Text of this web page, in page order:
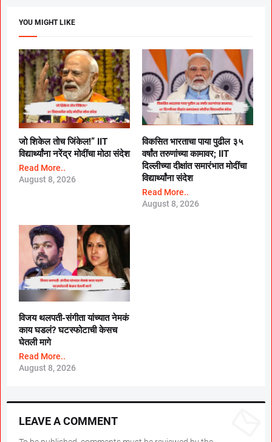
YOU MIGHT LIKE
जो शिकेल तोच जिंकेल!” IIT
विद्यार्थ्यांना नरेंद्र मोदींचा मोठा संदेश
Read More..
August 8, 2026
विकसित भारताचा पाया पुढील ३५
वर्षांत तरुणांच्या कामावर; IIT
दिल्लीच्या दीक्षांत समारंभात मोदींचा
विद्यार्थ्यांना संदेश
Read More..
August 8, 2026
विजय थलपती-संगीता यांच्यात नेमकं
काय घडलं? घटस्फोटाची केसच
घेतली मागे
Read More..
August 8, 2026
LEAVE A COMMENT